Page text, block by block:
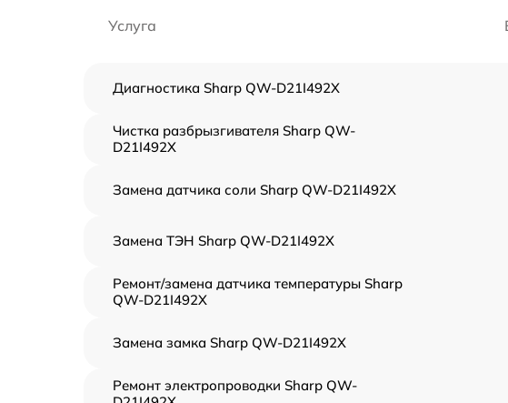
Услуга
Диагностика Sharp QW-D21I492X
Чистка разбрызгивателя Sharp QW-
D21I492X
Замена датчика соли Sharp QW-D21I492X
Замена ТЭН Sharp QW-D21I492X
Ремонт/замена датчика температуры Sharp
QW-D21I492X
Замена замка Sharp QW-D21I492X
Ремонт электропроводки Sharp QW-